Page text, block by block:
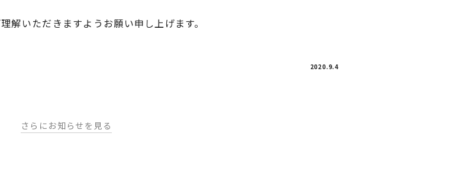
解いただきますようお願い申し上げます。
2020.9.4
さらにお知らせを見る